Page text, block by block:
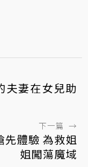
夫妻在女兒助
下一篇 →
體驗 為救姐
姐闖蕩魔域